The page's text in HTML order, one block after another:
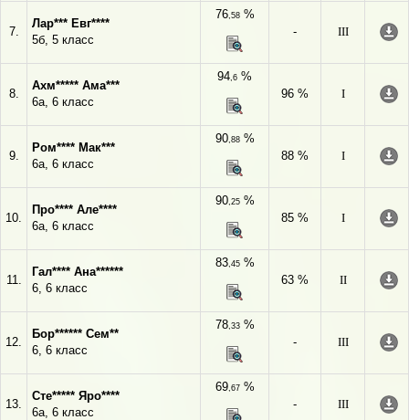
7.
Лар*** Евг****
5б, 5 класс
76,58%
-
III
8.
Ахм***** Ама***
6а, 6 класс
94,6 %
96 %
I
9.
Ром**** Мак***
6а, 6 класс
90,88%
88 %
I
10.
Про**** Але****
6а, 6 класс
90,25%
85 %
I
11.
Гал**** Ана******
6, 6 класс
83,45%
63 %
II
12.
Бор****** Сем**
6, 6 класс
78,33%
-
III
13.
Сте***** Яро****
6а, 6 класс
69,67%
-
III